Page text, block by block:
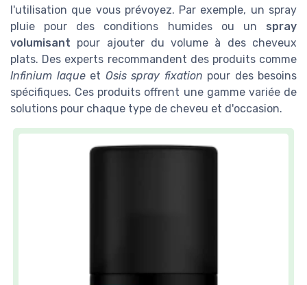
l'utilisation que vous prévoyez. Par exemple, un spray
pluie pour des conditions humides ou un spray
volumisant pour ajouter du volume à des cheveux
plats. Des experts recommandent des produits comme
Infinium laqueet Osis spray fixation pour des besoins
spécifiques. Ces produits offrent une gamme variée de
solutions pour chaque type de cheveu et d'occasion.